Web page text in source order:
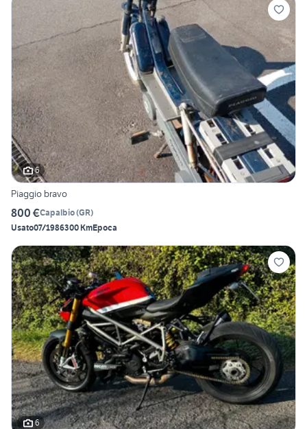
6
Piaggio bravo
800 €Capalbio(GR)
Usato07/1986300 KmEpoca
6